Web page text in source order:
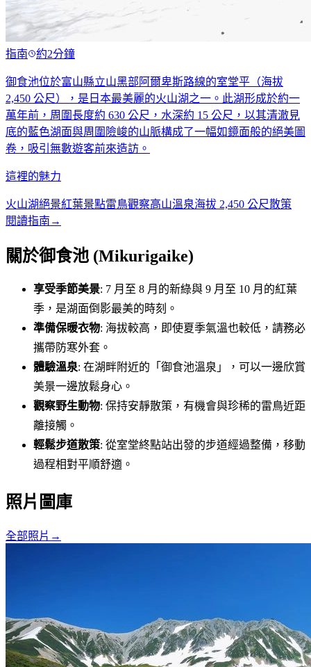
指南 約2分鐘
御食池位於富山縣立山黑部阿爾卑斯路線的室堂平（海拔
2,450 公尺），是日本最美麗的火山湖之一。此湖形成於約一
萬年前，周圍長度約 630 公尺，水深約 15 公尺，以其清澈見
底的藍色湖面與周圍險峻的山脈構成了一幅如鏡面般的絕美圖
卷，吸引無數遊客前來造訪。
這裡的魅力
火山湖絕景紅葉景點雷鳥觀察高山溫泉海拔 2,450 公尺散策
閱讀指南 →
關於御食池 (Mikurigaike)
享受季節美景: 7 月至 8 月的新綠與 9 月至 10 月的紅葉
季，是湖面倒影最美的時刻。
準備保暖衣物: 海拔較高，即使夏季氣溫也較低，請務必
攜帶防寒外套。
體驗溫泉: 在湖畔附近的「御食池溫泉」，可以一邊欣賞
美景一邊放鬆身心。
觀察野生動物: 保持安靜散策，有機會與珍稀的雷鳥近距
離接觸。
輕鬆步道散策: 從室堂終點站出發的步道經過整備，移動
過程相對平順舒適。
照片圖庫
全部照片 →